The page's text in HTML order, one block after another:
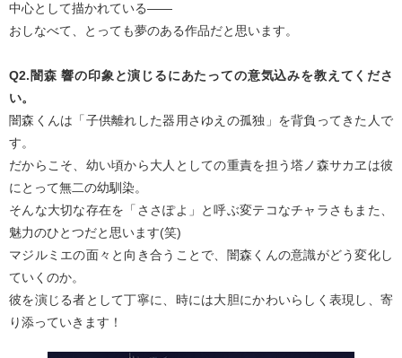
中心として描かれている――
おしなべて、とっても夢のある作品だと思います。
Q2.闇森 響の印象と演じるにあたっての意気込みを教えてくださ
い。
闇森くんは「子供離れした器用さゆえの孤独」を背負ってきた人で
す。
だからこそ、幼い頃から大人としての重責を担う塔ノ森サカヱは彼
にとって無二の幼馴染。
そんな大切な存在を「ささぽよ」と呼ぶ変テコなチャラさもまた、
魅力のひとつだと思います(笑)
マジルミエの面々と向き合うことで、闇森くんの意識がどう変化し
ていくのか。
彼を演じる者として丁寧に、時には大胆にかわいらしく表現し、寄
り添っていきます！